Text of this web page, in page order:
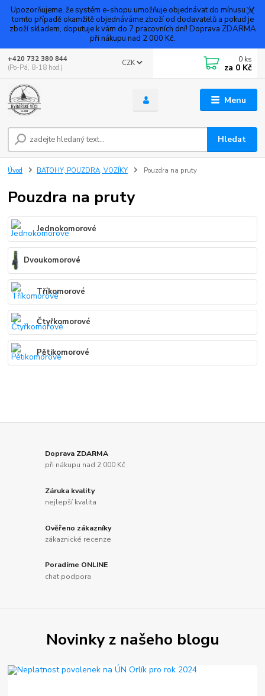
Upozorňujeme, že systém e-shopu umožňuje objednávat do mínusu. V
tomto případě okamžitě objednáváme zboží od dodavatelů a pokud je
zboží skladem, doputuje k vám do 7 pracovních dní! Doprava ZDARMA
při nákupu nad 2 000 Kč.
Menu
CZK
Hledat
+420 732 380 844
(Po-Pá, 8-18 hod.)
0 ks
za 0 Kč
Úvod BATOHY, POUZDRA, VOZÍKY Pouzdra na pruty
Pouzdra na pruty
Jednokomorové
Dvoukomorové
Tříkomorové
Čtyřkomorové
Pětikomorové
Doprava ZDARMA
při nákupu nad 2 000 Kč
Záruka kvality
nejlepší kvalita
Ověřeno zákazníky
zákaznické recenze
Poradíme ONLINE
chat podpora
Novinky z našeho blogu